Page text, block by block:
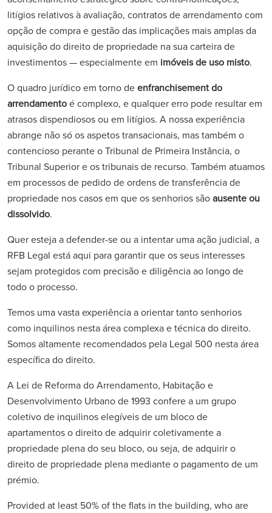
litígios relativos à avaliação, contratos de arrendamento com
opção de compra e gestão das implicações mais amplas da
aquisição do direito de propriedade na sua carteira de
investimentos — especialmente em imóveis de uso misto.
O quadro jurídico em torno deenfranchisement do
arrendamentoé complexo, e qualquer erro pode resultar em
atrasos dispendiosos ou em litígios. A nossa experiência
abrange não só os aspetos transacionais, mas também o
contencioso perante o Tribunal de Primeira Instância, o
Tribunal Superior e os tribunais de recurso. Também atuamos
em processos de pedido de ordens de transferência de
propriedade nos casos em que os senhorios sãoausente ou
dissolvido.
Quer esteja a defender-se ou a intentar uma ação judicial, a
RFB Legal está aqui para garantir que os seus interesses
sejam protegidos com precisão e diligência ao longo de
todo o processo.
Temos uma vasta experiência a orientar tanto senhorios
como inquilinos nesta área complexa e técnica do direito.
Somos altamente recomendados pela Legal 500 nesta área
específica do direito.
A Lei de Reforma do Arrendamento, Habitação e
Desenvolvimento Urbano de 1993 confere a um grupo
coletivo de inquilinos elegíveis de um bloco de
apartamentos o direito de adquirir coletivamente a
propriedade plena do seu bloco, ou seja, de adquirir o
direito de propriedade plena mediante o pagamento de um
prémio.
Provided at least 50% of the flats in the building, who are